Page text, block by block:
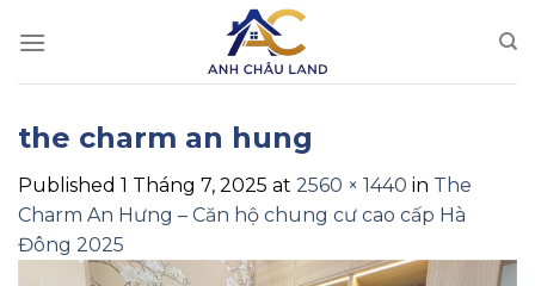
the charm an hung
Published 1 Tháng 7, 2025 at 2560 × 1440 in The
Charm An Hưng – Căn hộ chung cư cao cấp Hà
Đông 2025